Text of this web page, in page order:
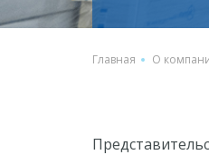
Главная О